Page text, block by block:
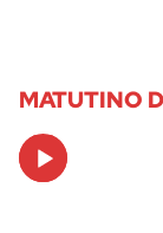
MATUTINO
Audio
Player